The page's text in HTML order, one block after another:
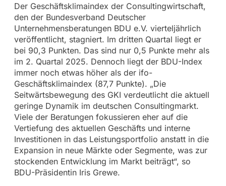
Der Geschäftsklimaindex der Consultingwirtschaft,
den der Bundesverband Deutscher
Unternehmensberatungen BDU e.V. vierteljährlich
veröffentlicht, stagniert. Im dritten Quartal liegt er
bei 90,3 Punkten. Das sind nur 0,5 Punkte mehr als
im 2. Quartal 2025. Dennoch liegt der BDU-Index
immer noch etwas höher als der ifo-
Geschäftsklimaindex (87,7 Punkte). „Die
Seitwärtsbewegung des GKI verdeutlicht die aktuell
geringe Dynamik im deutschen Consultingmarkt.
Viele der Beratungen fokussieren eher auf die
Vertiefung des aktuellen Geschäfts und interne
Investitionen in das Leistungsportfolio anstatt in die
Expansion in neue Märkte oder Segmente, was zur
stockenden Entwicklung im Markt beiträgt“, so
BDU-Präsidentin Iris Grewe.